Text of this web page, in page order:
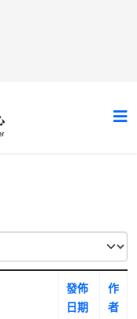
發佈
日期
作
者